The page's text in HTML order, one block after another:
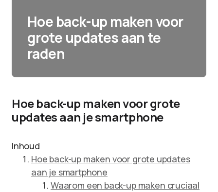
Hoe back-up maken voor
grote updates aan te
raden
Hoe back-up maken voor grote
updates aan je smartphone
Inhoud
Hoe back-up maken voor grote updates
aan je smartphone
Waarom een back-up maken cruciaal